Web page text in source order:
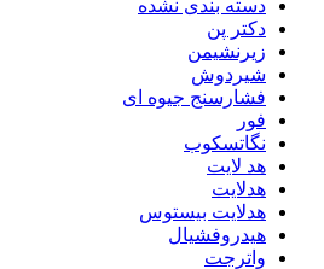
دسته بندی نشده
دکتر پن
زیرنشیمن
شیردوش
فشارسنج جیوه ای
فور
نگاتسکوب
هد لایت
هدلایت
هدلایت بیستوس
هیدروفشیال
واترجت